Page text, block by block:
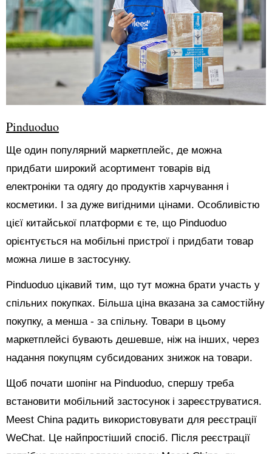
Pinduoduo
Ще один популярний маркетплейс, де можна
придбати широкий асортимент товарів від
електроніки та одягу до продуктів харчування і
косметики. І за дуже вигідними цінами. Особливістю
цієї китайської платформи є те, що Pinduoduo
орієнтується на мобільні пристрої і придбати товар
можна лише в застосунку.
Pinduoduo цікавий тим, що тут можна брати участь у
спільних покупках. Більша ціна вказана за самостійну
покупку, а менша - за спільну. Товари в цьому
маркетплейсі бувають дешевше, ніж на інших, через
надання покупцям субсидованих знижок на товари.
Щоб почати шопінг на Pinduoduo, спершу треба
встановити мобільний застосунок і зареєструватися.
Meest China радить використовувати для реєстрації
WeChat. Це найпростіший спосіб. Після реєстрації